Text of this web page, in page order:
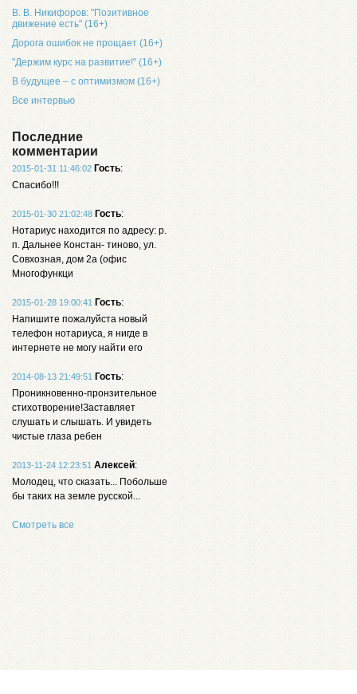
В. В. Никифоров: "Позитивное
движение есть" (16+)
Дорога ошибок не прощает (16+)
"Держим курс на развитие!" (16+)
В будущее – с оптимизмом (16+)
Все интервью
Последние
комментарии
2015-01-31 11:46:02 Гость:
Спасибо!!!
2015-01-30 21:02:48 Гость:
Нотариус находится по адресу: р.
п. Дальнее Констан- тиново, ул.
Совхозная, дом 2а (офис
Многофункци
2015-01-28 19:00:41 Гость:
Напишите пожалуйста новый
телефон нотариуса, я нигде в
интернете не могу найти его
2014-08-13 21:49:51 Гость:
Проникновенно-пронзительное
стихотворение!Заставляет
слушать и слышать. И увидеть
чистые глаза ребен
2013-11-24 12:23:51 Алексей:
Молодец, что сказать... Побольше
бы таких на земле русской...
Смотреть все